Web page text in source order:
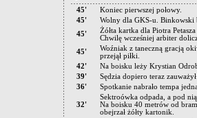
45'
Koniec pierwszej połowy.
45'
Wolny dla GKS-u. Binkowski
45'
Żółta kartka dla Piotra
Chwilę wcześniej arbiter
45'
Woźniak z taneczną gracją
przejął piłki.
42'
Na boisku leży Krystian
39'
Sędzia dopiero teraz
36'
Spotkanie nabrało tempa
32'
Sektroówka odpada, a pod
Na boisku 40 metrów od
obejrzał żółty kartonik.